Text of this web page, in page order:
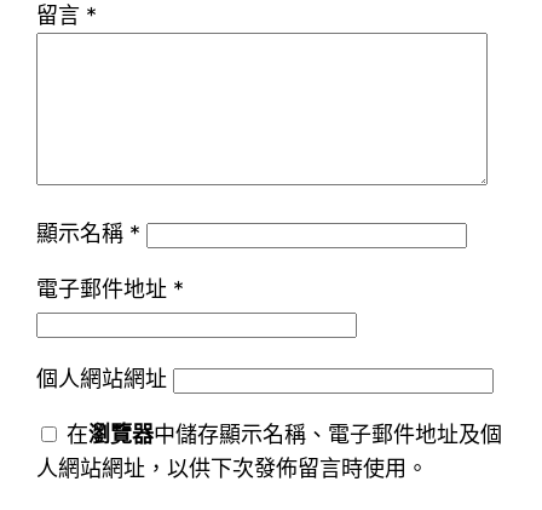
留言 *
顯示名稱 *
電子郵件地址 *
個人網站網址
在瀏覽器中儲存顯示名稱、電子郵件地址及個
人網站網址，以供下次發佈留言時使用。